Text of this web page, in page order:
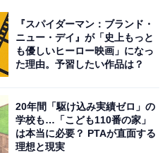
ィーで整った鼻筋で美人だ
他）」
てきれいだと思います（30
『スパイダーマン：ブランド・
ニュー・デイ』が「史上もっと
も優しいヒーロー映画」になっ
た理由。予習したい作品は？
20年間「駆け込み実績ゼロ」の
学校も…「こども110番の家」
は本当に必要？ PTAが直面する
理想と現実